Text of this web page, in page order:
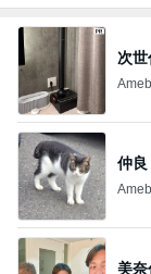
次世
仲良
美奈